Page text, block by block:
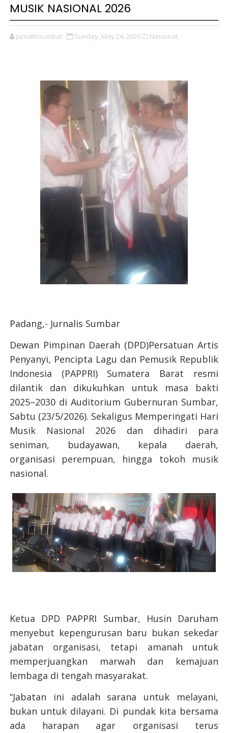
MUSIK NASIONAL 2026
jurnalissumbar Sunday, May 24, 2026 Nasional,
Padang,- Jurnalis Sumbar
Dewan Pimpinan Daerah (DPD)Persatuan Artis
Penyanyi, Pencipta Lagu dan Pemusik Republik
Indonesia (PAPPRI) Sumatera Barat resmi
dilantik dan dikukuhkan untuk masa bakti
2025–2030 di Auditorium Gubernuran Sumbar,
Sabtu (23/5/2026). Sekaligus Memperingati Hari
Musik Nasional 2026 dan dihadiri para
seniman, budayawan, kepala daerah,
organisasi perempuan, hingga tokoh musik
nasional.
Ketua DPD PAPPRI Sumbar, Husin Daruham
menyebut kepengurusan baru bukan sekedar
jabatan organisasi, tetapi amanah untuk
memperjuangkan marwah dan kemajuan
lembaga di tengah masyarakat.
“Jabatan ini adalah sarana untuk melayani,
bukan untuk dilayani. Di pundak kita bersama
ada harapan agar organisasi terus